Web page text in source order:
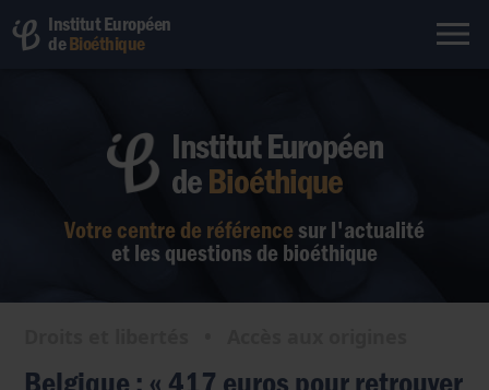
Institut Européen
deBioéthique
Votre centre de référence sur l'actualité
et les questions de bioéthique
Institut Européen
deBioéthique
Belgique : « 417 euros pour retrouver